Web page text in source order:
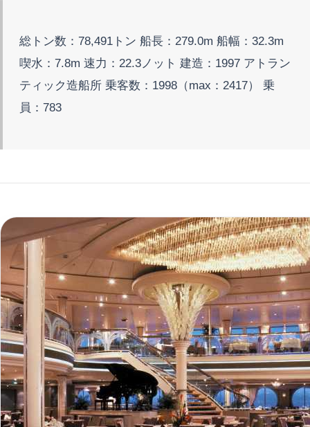
総トン数：78,491トン 船長：279.0m 船幅：32.3m
喫水：7.8m 速力：22.3ノット 建造：1997 アトラン
ティック造船所 乗客数：1998（max：2417） 乗
員：783